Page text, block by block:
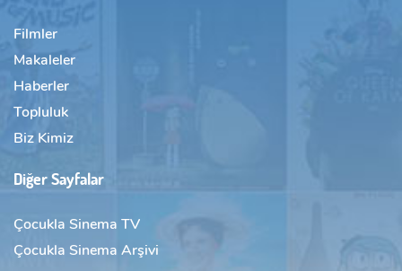
Filmler
Makaleler
Haberler
Topluluk
Biz Kimiz
Diğer Sayfalar
Çocukla Sinema TV
Çocukla Sinema Arşivi